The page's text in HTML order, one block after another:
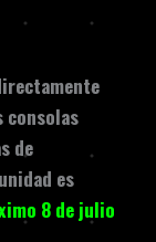
consolas
de
es
8 de julio